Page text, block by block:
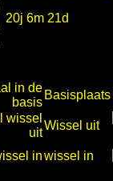
20j 6m 21d
Basisplaats
Wissel uit
wissel in